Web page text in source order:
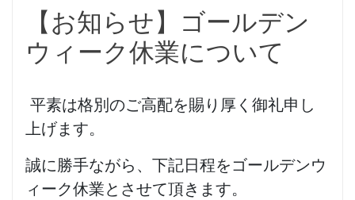
【お知らせ】ゴールデン
ウィーク休業について
平素は格別のご高配を賜り厚く御礼申し
上げます。
誠に勝手ながら、下記日程をゴールデンウ
ィーク休業とさせて頂きます。